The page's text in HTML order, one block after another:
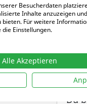
Du
Besucherdaten
Inhalte anzuzeigen
Für weitere
die Einstellungen.
Alle Akzeptieren